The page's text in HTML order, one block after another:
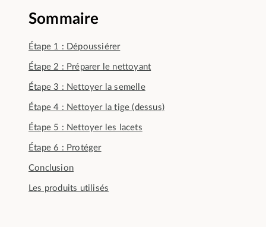
Sommaire
Étape 1 : Dépoussiérer
Étape 2 : Préparer le nettoyant
Étape 3 : Nettoyer la semelle
Étape 4 : Nettoyer la tige (dessus)
Étape 5 : Nettoyer les lacets
Étape 6 : Protéger
Conclusion
Les produits utilisés